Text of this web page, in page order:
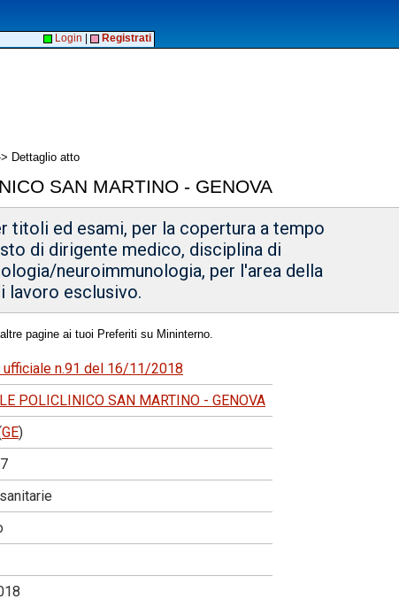
Login Registrati
Dettaglio atto
SAN MARTINO - GENOVA
titoli ed esami, per la copertura a tempo
di dirigente medico, disciplina di
neuroimmunologia, per l'area della
lavoro esclusivo.
pagine ai tuoi Preferiti su Mininterno.
ufficiale n.91 del 16/11/2018
POLICLINICO SAN MARTINO - GENOVA
GE)